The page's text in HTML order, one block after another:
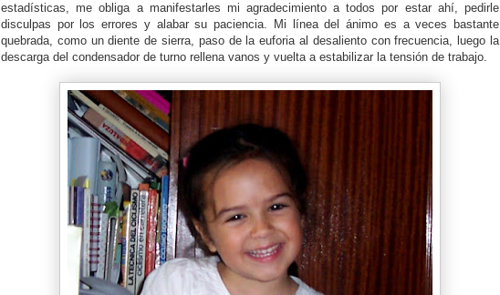
estadísticas, me obliga a manifestarles mi agradecimiento a todos por estar ahí, pedirle
disculpas por los errores y alabar su paciencia. Mi línea del ánimo es a veces bastante
quebrada, como un diente de sierra, paso de la euforia al desaliento con frecuencia, luego la
descarga del condensador de turno rellena vanos y vuelta a estabilizar la tensión de trabajo.